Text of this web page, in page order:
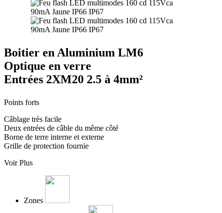
Boitier en Aluminium LM6
Optique en verre
Entrées 2XM20 2.5 à 4mm²
Points forts
Câblage très facile
Deux entrées de câble du même côté
Borne de terre interne et externe
Grille de protection fournie
Voir Plus
Zones